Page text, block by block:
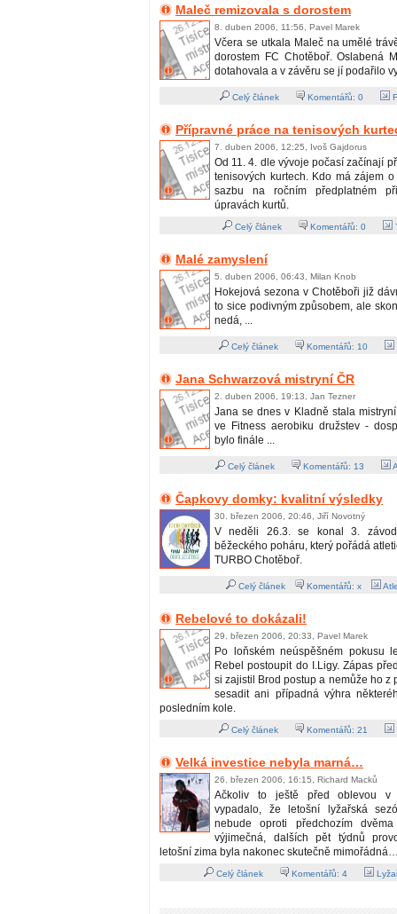
Maleč remizovala s dorostem
8. duben 2006, 11:56, Pavel Marek
Včera se utkala Maleč na umělé
dorostem FC Chotěboř. Oslabená
dotahovala a v závěru se jí podařilo
Celý článek Komentářů: 0
Přípravné práce na tenisových
7. duben 2006, 12:25, Ivoš Gajdorus
Od 11. 4. dle vývoje počasí začínají
tenisových kurtech. Kdo má zájem
sazbu na ročním předplatném
úpravách kurtů.
Celý článek Komentářů: 0
Malé zamyslení
5. duben 2006, 06:43, Milan Knob
Hokejová sezona v Chotěboři již
to sice podivným způsobem, ale
nedá, ...
Celý článek Komentářů: 10
Jana Schwarzová mistryní ČR
2. duben 2006, 19:13, Jan Tezner
Jana se dnes v Kladně stala
ve Fitness aerobiku družstev -
bylo finále ...
Celý článek Komentářů: 13
Čapkovy domky: kvalitní výsledky
30. březen 2006, 20:46, Jiří Novotný
V neděli 26.3. se konal 3. závod
běžeckého poháru, který pořádá
TURBO Chotěboř.
Celý článek Komentářů: x
Rebelové to dokázali!
29. březen 2006, 20:33, Pavel Marek
Po loňském neúspěšném pokusu
Rebel postoupit do I.Ligy. Zápas
si zajistil Brod postup a nemůže ho z
sesadit ani případná výhra
posledním kole.
Celý článek Komentářů: 21
Velká investice nebyla marná…
26. březen 2006, 16:15, Richard Macků
Ačkoliv to ještě před oblevou v
vypadalo, že letošní lyžařská
nebude oproti předchozím
výjimečná, dalších pět týdnů
letošní zima byla nakonec skutečně
Celý článek Komentářů: 4